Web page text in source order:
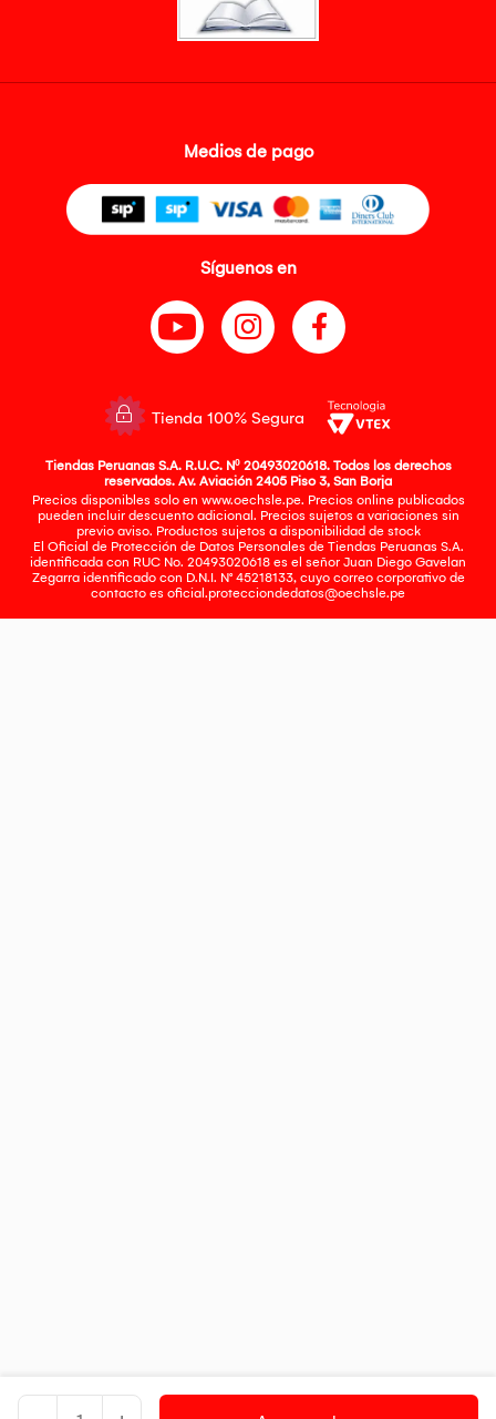
Medios de pago
Síguenos en
Tienda 100% Segura
Tiendas Peruanas S.A. R.U.C. Nº 20493020618. Todos los derechos
reservados. Av. Aviación 2405 Piso 3, San Borja
Precios disponibles solo en www.oechsle.pe. Precios online publicados
pueden incluir descuento adicional. Precios sujetos a variaciones sin
previo aviso. Productos sujetos a disponibilidad de stock
El Oficial de Protección de Datos Personales de Tiendas Peruanas S.A.
identificada con RUC No. 20493020618 es el señor Juan Diego Gavelan
Zegarra identificado con D.N.I. N° 45218133, cuyo correo corporativo de
contacto es oficial.protecciondedatos@oechsle.pe